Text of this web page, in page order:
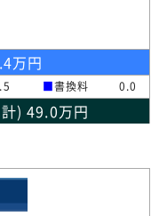
万円
■書換料 0.0
) 49.0万円